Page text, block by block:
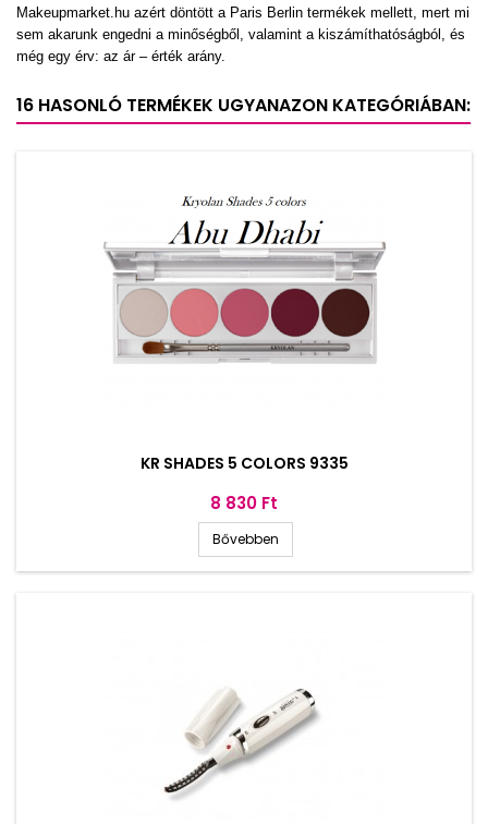
Makeupmarket.hu azért döntött a Paris Berlin termékek mellett, mert mi
sem akarunk engedni a minőségből, valamint a kiszámíthatóságból, és
még egy érv: az ár – érték arány.
16 HASONLÓ TERMÉKEK UGYANAZON KATEGÓRIÁBAN:
KR SHADES 5 COLORS 9335
Ár
8 830 Ft
Bővebben